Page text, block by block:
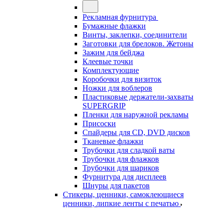
Рекламная фурнитура
Бумажные флажки
Винты, заклепки, соединители
Заготовки для брелоков. Жетоны
Зажим для бейджа
Клеевые точки
Комплектующие
Коробочки для визиток
Ножки для воблеров
Пластиковые держатели-захваты
SUPERGRIP
Пленки для наружной рекламы
Присоски
Спайдеры для CD, DVD дисков
Тканевые флажки
Трубочки для сладкой ваты
Трубочки для флажков
Трубочки для шариков
Фурнитура для дисплеев
Шнуры для пакетов
Стикеры, ценники, самоклеющиеся
ценники, липкие ленты с печатью